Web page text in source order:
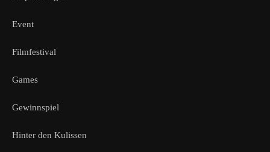
Event
Filmfestival
Games
Gewinnspiel
Hinter den Kulissen